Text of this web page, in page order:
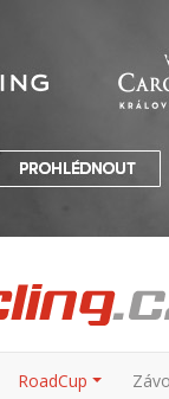
RoadCup